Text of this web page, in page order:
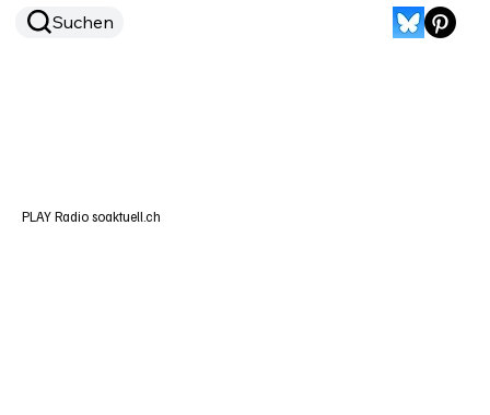
Suchen
PLAY Radio soaktuell.ch